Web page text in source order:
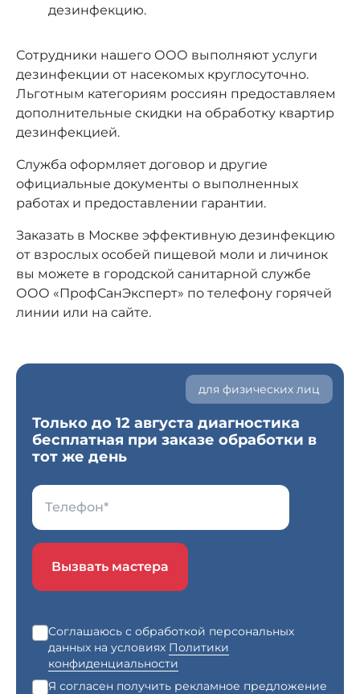
дезинфекцию.
Сотрудники нашего ООО выполняют услуги
дезинфекции от насекомых круглосуточно.
Льготным категориям россиян предоставляем
дополнительные скидки на обработку квартир
дезинфекцией.
Служба оформляет договор и другие
официальные документы о выполненных
работах и предоставлении гарантии.
Заказать в Москве эффективную дезинфекцию
от взрослых особей пищевой моли и личинок
вы можете в городской санитарной службе
ООО «ПрофСанЭксперт» по телефону горячей
линии или на сайте.
для физических лиц
Только до 12 августа диагностика
бесплатная при заказе обработки в
тот же день
Вызвать мастера
Соглашаюсь с обработкой персональных
данных на условиях Политики
конфиденциальности
Я согласен получить рекламное предложение